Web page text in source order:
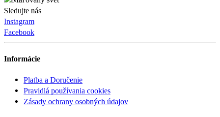
Sledujte nás
Instagram
Facebook
Informácie
Platba a Doručenie
Pravidlá používania cookies
Zásady ochrany osobných údajov